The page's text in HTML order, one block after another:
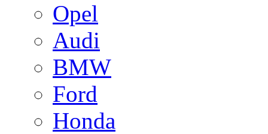
Opel
Audi
BMW
Ford
Honda